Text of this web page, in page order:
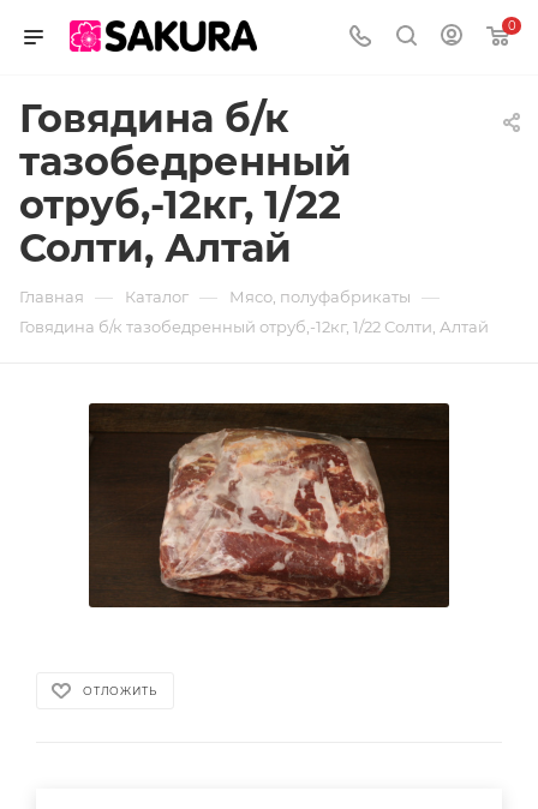
0
Говядина б/к
тазобедренный
отруб,-12кг, 1/22
Солти, Алтай
Главная — Каталог — Мясо, полуфабрикаты —
Говядина б/к тазобедренный отруб,-12кг, 1/22 Солти, Алтай
ОТЛОЖИТЬ